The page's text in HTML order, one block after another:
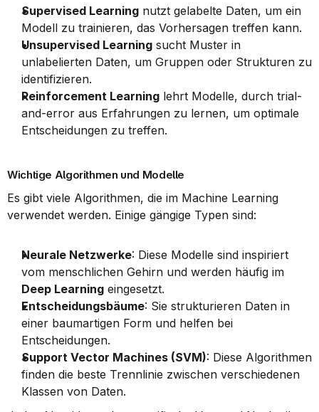
Supervised Learning nutzt gelabelte Daten, um ein
Modell zu trainieren, das Vorhersagen treffen kann.
Unsupervised Learning sucht Muster in
unlabelierten Daten, um Gruppen oder Strukturen zu
identifizieren.
Reinforcement Learning lehrt Modelle, durch trial-
and-error aus Erfahrungen zu lernen, um optimale
Entscheidungen zu treffen.
Wichtige Algorithmen und Modelle
Es gibt viele Algorithmen, die im Machine Learning
verwendet werden. Einige gängige Typen sind:
Neurale Netzwerke: Diese Modelle sind inspiriert
Deep Learning eingesetzt.
Entscheidungsbäume: Sie strukturieren Daten in
einer baumartigen Form und helfen bei
Entscheidungen.
Support Vector Machines (SVM): Diese Algorithmen
finden die beste Trennlinie zwischen verschiedenen
Klassen von Daten.